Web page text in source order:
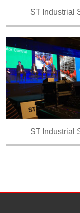
ST Industrial
ST Industrial